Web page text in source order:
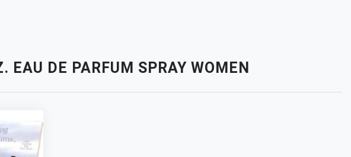
EAU DE PARFUM SPRAY WOMEN